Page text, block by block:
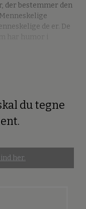
der bestemmer den
de er. De
du tegne
her.